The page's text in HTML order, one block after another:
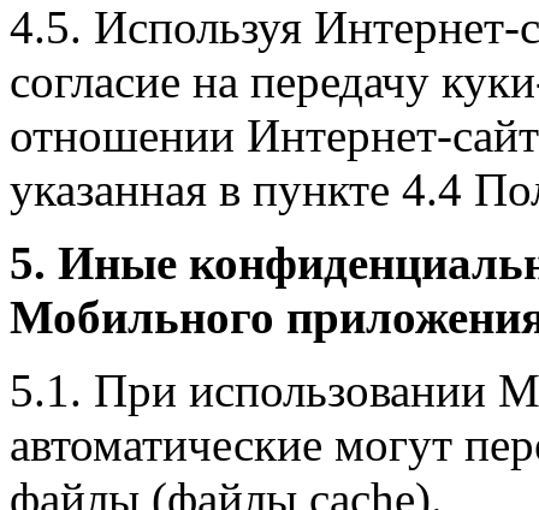
4.5. Используя Интернет-
согласие на передачу
отношении Интернет-
указанная в пункте 4.4
5. Иные
Мобильного
5.1. При использовании
автоматические могут
файлы (файлы cache).